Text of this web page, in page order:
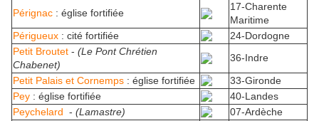
Pérignac : église fortifiée
17-Charente
Maritime
Périgueux : cité fortifiée
24-Dordogne
Petit Broutet - (Le Pont Chrétien
Chabenet)
36-Indre
Petit Palais et Cornemps : église fortifiée
33-Gironde
Pey : église fortifiée
40-Landes
Peychelard - (Lamastre)
07-Ardèche